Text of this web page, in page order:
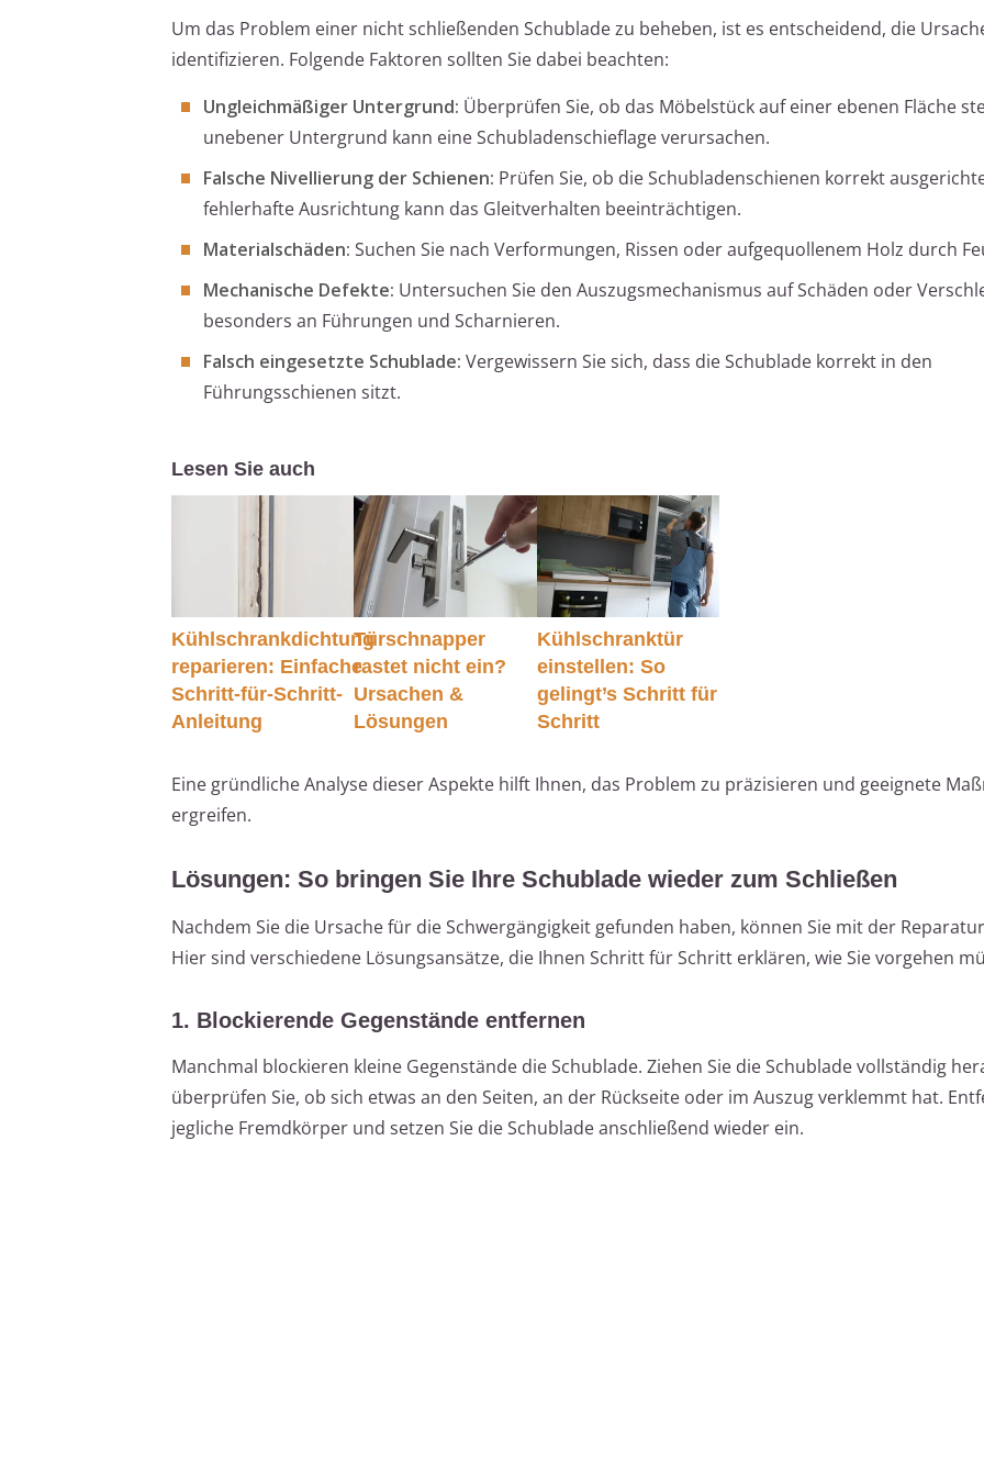
Um das Problem einer nicht schließenden Schublade zu beheben, ist es entscheidend, die
identifizieren. Folgende Faktoren sollten Sie dabei beachten:
Ungleichmäßiger Untergrund: Überprüfen Sie, ob das Möbelstück auf einer ebenen Fläche
unebener Untergrund kann eine Schubladenschieflage verursachen.
Falsche Nivellierung der Schienen: Prüfen Sie, ob die Schubladenschienen korrekt
fehlerhafte Ausrichtung kann das Gleitverhalten beeinträchtigen.
Materialschäden: Suchen Sie nach Verformungen, Rissen oder aufgequollenem Holz durch
Mechanische Defekte: Untersuchen Sie den Auszugsmechanismus auf Schäden oder
besonders an Führungen und Scharnieren.
Falsch eingesetzte Schublade: Vergewissern Sie sich, dass die Schublade korrekt in den
Führungsschienen sitzt.
Lesen Sie auch
Kühlschrankdichtung
reparieren: Einfache
Schritt-für-Schritt-
Anleitung
Türschnapper
rastet nicht ein?
Ursachen &
Lösungen
Kühlschranktür
einstellen: So
gelingt’s Schritt für
Schritt
Eine gründliche Analyse dieser Aspekte hilft Ihnen, das Problem zu präzisieren und geeignete
ergreifen.
Lösungen: So bringen Sie Ihre Schublade wieder zum Schließen
Nachdem Sie die Ursache für die Schwergängigkeit gefunden haben, können Sie mit der
Hier sind verschiedene Lösungsansätze, die Ihnen Schritt für Schritt erklären, wie Sie vorgehen
1. Blockierende Gegenstände entfernen
Manchmal blockieren kleine Gegenstände die Schublade. Ziehen Sie die Schublade vollständig
überprüfen Sie, ob sich etwas an den Seiten, an der Rückseite oder im Auszug verklemmt hat.
jegliche Fremdkörper und setzen Sie die Schublade anschließend wieder ein.